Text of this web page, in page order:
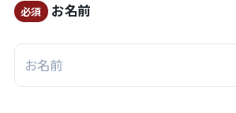
必須 お名前